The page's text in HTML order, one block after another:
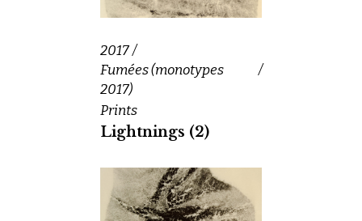
2017
Fumées (monotypes
2017)
Prints
Lightnings (2)